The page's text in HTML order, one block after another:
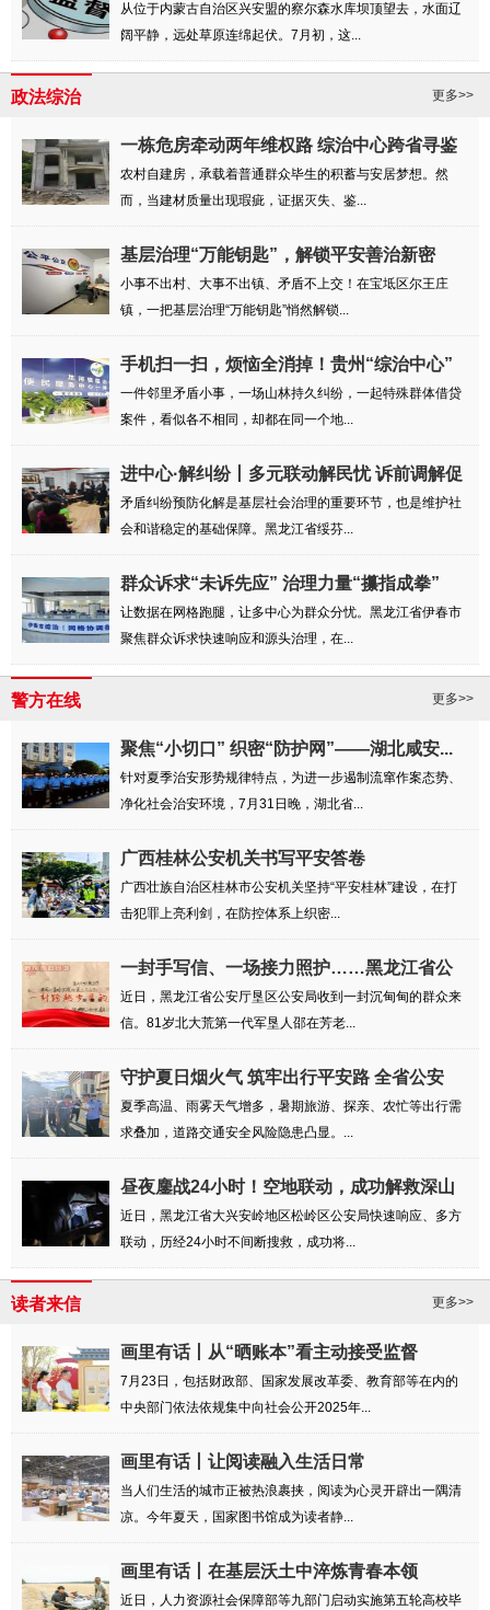
从位于内蒙古自治区兴安盟的察尔森水库坝顶望去，水面辽
阔平静，远处草原连绵起伏。7月初，这...
政法综治 更多>>
一栋危房牵动两年维权路 综治中心跨省寻鉴
解民忧
农村自建房，承载着普通群众毕生的积蓄与安居梦想。然
而，当建材质量出现瑕疵，证据灭失、鉴...
基层治理“万能钥匙”，解锁平安善治新密
码！
小事不出村、大事不出镇、矛盾不上交！在宝坻区尔王庄
镇，一把基层治理“万能钥匙”悄然解锁...
手机扫一扫，烦恼全消掉！贵州“综治中心”
...
一件邻里矛盾小事，一场山林持久纠纷，一起特殊群体借贷
案件，看似各不相同，却都在同一个地...
进中心·解纠纷丨多元联动解民忧 诉前调解促
和谐
矛盾纠纷预防化解是基层社会治理的重要环节，也是维护社
会和谐稳定的基础保障。黑龙江省绥芬...
群众诉求“未诉先应” 治理力量“攥指成拳”
让数据在网格跑腿，让多中心为群众分忧。黑龙江省伊春市
聚焦群众诉求快速响应和源头治理，在...
警方在线 更多>>
聚焦“小切口” 织密“防护网”——湖北咸安...
针对夏季治安形势规律特点，为进一步遏制流窜作案态势、
净化社会治安环境，7月31日晚，湖北省...
广西桂林公安机关书写平安答卷
广西壮族自治区桂林市公安机关坚持“平安桂林”建设，在打
击犯罪上亮利剑，在防控体系上织密...
一封手写信、一场接力照护……黑龙江省公
安厅...
近日，黑龙江省公安厅垦区公安局收到一封沉甸甸的群众来
信。81岁北大荒第一代军垦人邵在芳老...
守护夏日烟火气 筑牢出行平安路 全省公安
交...
夏季高温、雨雾天气增多，暑期旅游、探亲、农忙等出行需
求叠加，道路交通安全风险隐患凸显。...
昼夜鏖战24小时！空地联动，成功解救深山
失联...
近日，黑龙江省大兴安岭地区松岭区公安局快速响应、多方
联动，历经24小时不间断搜救，成功将...
读者来信 更多>>
画里有话丨从“晒账本”看主动接受监督
7月23日，包括财政部、国家发展改革委、教育部等在内的
中央部门依法依规集中向社会公开2025年...
画里有话丨让阅读融入生活日常
当人们生活的城市正被热浪裹挟，阅读为心灵开辟出一隅清
凉。今年夏天，国家图书馆成为读者静...
画里有话丨在基层沃土中淬炼青春本领
近日，人力资源社会保障部等九部门启动实施第五轮高校毕